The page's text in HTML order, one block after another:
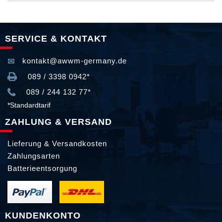
SERVICE & KONTAKT
kontakt@awwm-germany.de
089 / 3398 0942*
089 / 244 132 77*
*Standardtarif
ZAHLUNG & VERSAND
Lieferung & Versandkosten
Zahlungsarten
Batterieentsorgung
KUNDENKONTO